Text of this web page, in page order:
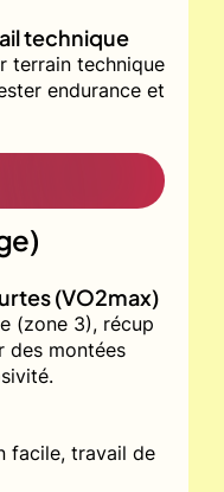
technique
terrain technique
endurance et
(VO2max)
(zone 3), récup
des montées
facile, travail de